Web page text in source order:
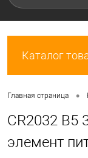
Каталог
Главная страница •
CR2032 B5
элемент